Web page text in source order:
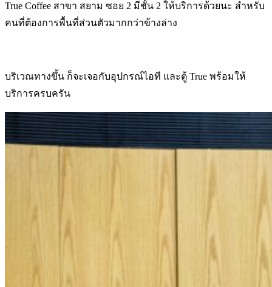
True Coffee สาขา สยาม ซอย 2 มีชั้น 2 ให้บริการด้วยนะ สำหรับ
คนที่ต้องการพื้นที่ส่วนตัวมากกว่าข้างล่าง
บริเวณทางขึ้น ก็จะเจอกับอุปกรณ์ไอที และตู้ True พร้อมให้
บริการครบครัน